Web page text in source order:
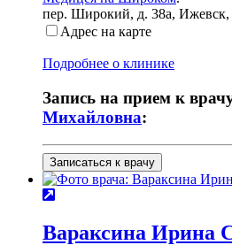
пер. Широкий, д. 38а, Ижевск,
Адрес на карте
Подробнее о клинике
Запись на прием к
Михайловна:
Записаться к врачу
Вараксина Ирина